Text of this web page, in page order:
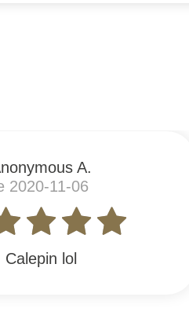
A.
2020-11-06
Calepin lol